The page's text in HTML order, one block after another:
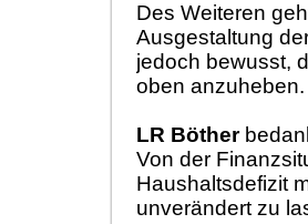
Des Weiteren
Ausgestaltung
jedoch bewusst,
oben anzuheben.
LR Böther
Von der
Haushaltsdefizit
unverändert zu